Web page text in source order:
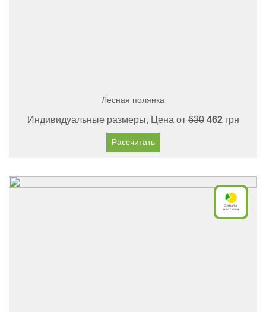
Лесная полянка
Индивидуальные размеры, Цена от630 462грн
Рассчитать